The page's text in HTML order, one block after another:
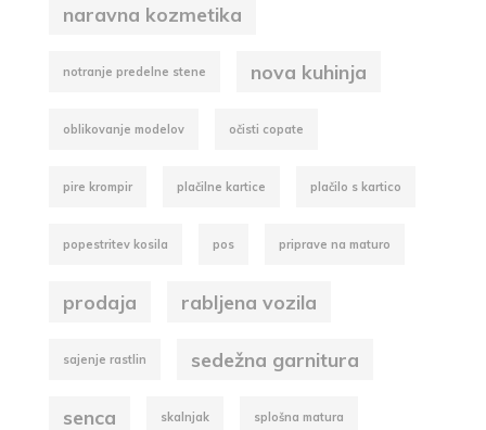
naravna kozmetika
notranje predelne stene nova kuhinja
oblikovanje modelov očisti copate
pire krompir plačilne kartice plačilo s kartico
popestritev kosila pos priprave na maturo
prodaja rabljena vozila
sajenje rastlin sedežna garnitura
senca skalnjak splošna matura